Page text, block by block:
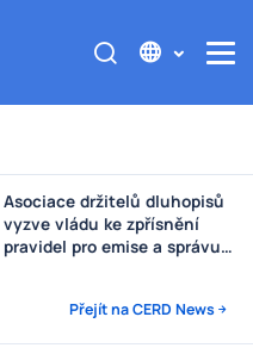
Výzva poškozeným věřitelům
Štěpánek Auto
Přejít na CERD News